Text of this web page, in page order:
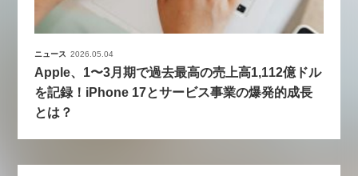
ニュース 2026.05.04
Apple、1〜3月期で過去最高の売上高1,112億ドル
を記録！iPhone 17とサービス事業の爆発的成長
とは？